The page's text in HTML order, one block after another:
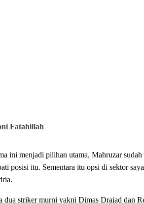
Fatahillah
ini menjadi pilihan utama, Mahruzar
posisi itu. Sementara itu opsi di sektor
dua striker murni yakni Dimas Drajad dan